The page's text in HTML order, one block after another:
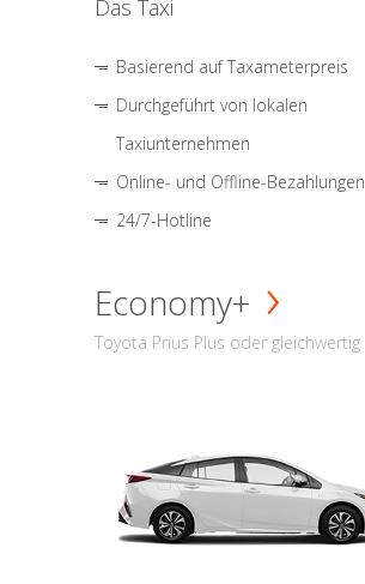
Das Taxi
Basierend auf Taxameterpreis
Durchgeführt von lokalen
Taxiunternehmen
Online- und Offline-Bezahlungen
24/7-Hotline
Economy+
Toyota Prius Plus oder gleichwertig